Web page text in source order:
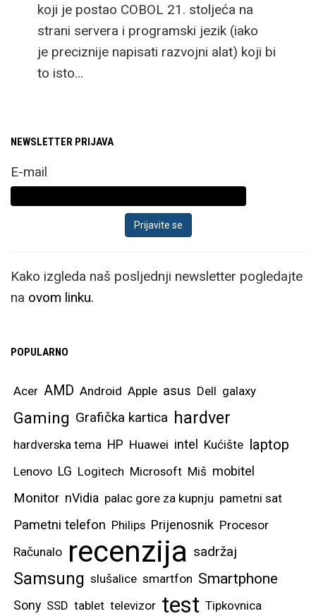
mobitel sada nosi ime
Samsung Galaxy Z
Fold8 Ultra zadržava
Samsung ističe kako je
dizajn ovog modela
multitasking i rad
bilješke ili čak cijele
tekstove, uređivati
tablice, itd. Samsung
OneUI sustav
prikaz tri različite
aplikacije, a za one
najekstremnije, možete i
četvrtu otvoriti kao
lebdeći prozor.
koji je postao COBOL 21. stoljeća na
strani servera i programski jezik (iako
je preciznije napisati razvojni alat) koji bi
to isto…
NEWSLETTER PRIJAVA
E-mail
Kako izgleda naš posljednji newsletter pogledajte
na ovom linku.
POPULARNO
Acer AMD Android Apple asus Dell galaxy
Gaming Grafička kartica hardver
hardverska tema HP Huawei intel Kućište laptop
Lenovo LG Logitech Microsoft Miš mobitel
Monitor nVidia palac gore za kupnju pametni sat
Pametni telefon Philips Prijenosnik Procesor
Računalo recenzija sadržaj
Samsung slušalice smartfon Smartphone
Sony SSD tablet televizor test Tipkovnica